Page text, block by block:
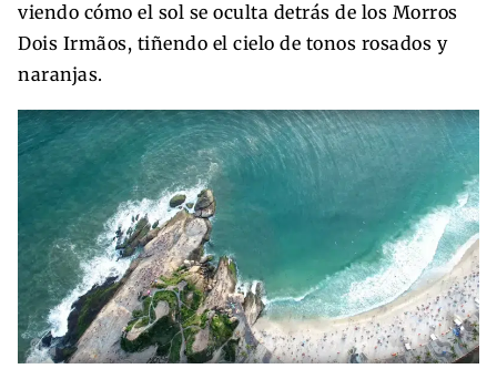
viendo cómo el sol se oculta detrás de los Morros
Dois Irmãos, tiñendo el cielo de tonos rosados y
naranjas.